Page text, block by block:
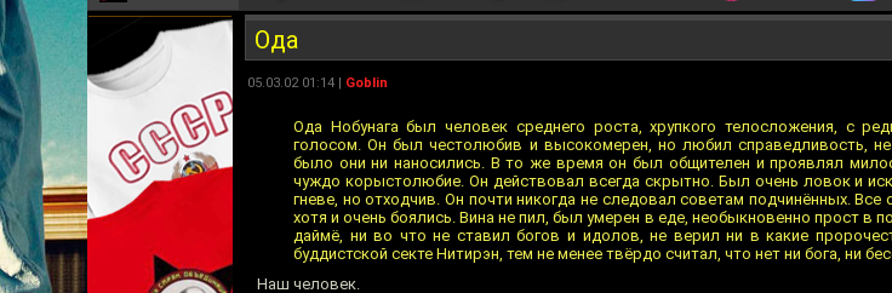
Ода
05.03.02 01:14 | Goblin
Ода Нобунага был человек среднего роста, хрупкого телосложения, с
голосом. Он был честолюбив и высокомерен, но любил справедливость, не
было они ни наносились. В то же время он был общителен и проявлял
чуждо корыстолюбие. Он действовал всегда скрытно. Был очень ловок и
гневе, но отходчив. Он почти никогда не следовал советам подчинённых. Все
хотя и очень боялись. Вина не пил, был умерен в еде, необыкновенно прост в
даймё, ни во что не ставил богов и идолов, не верил ни в какие
буддистской секте Нитирэн, тем не менее твёрдо считал, что нет ни бога, ни
Наш человек.